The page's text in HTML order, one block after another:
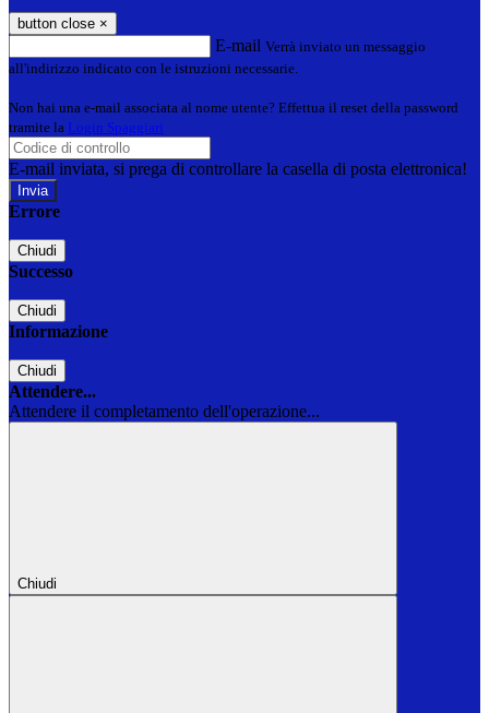
button close ×
E-mail Verrà inviato un messaggio
all'indirizzo indicato con le istruzioni necessarie.
Non hai una e-mail associata al nome utente? Effettua il reset della password
tramite la Login Spaggiari
E-mail inviata, si prega di controllare la casella di posta elettronica!
Errore
Chiudi
Successo
Chiudi
Informazione
Chiudi
Attendere...
Attendere il completamento dell'operazione...
Chiudi